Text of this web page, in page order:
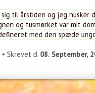
til årstiden og jeg husker
og tusmørket var mit
med den spæde
• Skrevet d. 08. September,